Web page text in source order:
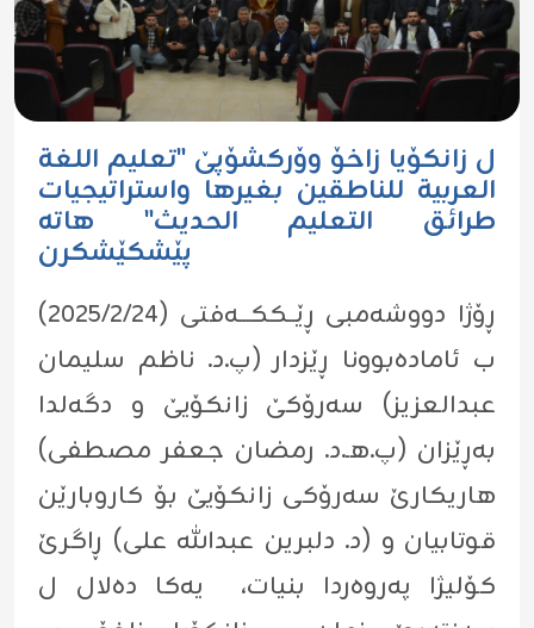
ل زانکۆیا زاخۆ وۆرکشۆپێ "تعليم اللغة
العربية للناطقين بغيرها واستراتيجيات
طرائق التعليم الحديث" هاتە
پێشکێشکرن
ڕۆژا دووشەمبی ڕێــککـــەفتی (٢٠٢٥/٢/٢٤)
ب ئامادەبوونا ڕێزدار (پ.د. ناظم سليمان
عبدالعزيز) سەرۆکێ زانکۆیێ و دگەلدا
بەڕێزان (پ.هـ.د. رمضان جعفر مصطفی)
هاریکارێ سەرۆکی زانکۆیێ بۆ کاروبارێن
قوتابیان و (د. دلبرین عبدالله علی) ڕاگرێ
کۆلیژا پەروەردا بنیات، یەکا دەلال ل